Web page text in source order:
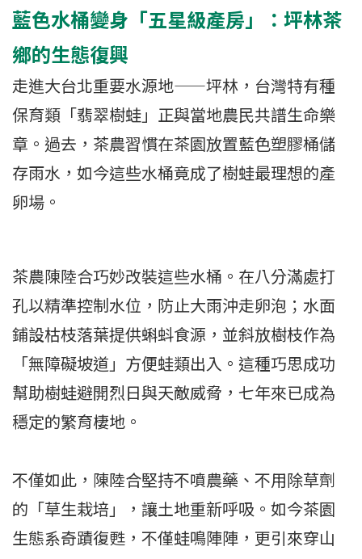
藍色水桶變身「五星級產房」：坪林茶
鄉的生態復興
走進大台北重要水源地——坪林，台灣特有種
保育類「翡翠樹蛙」正與當地農民共譜生命樂
章。過去，茶農習慣在茶園放置藍色塑膠桶儲
存雨水，如今這些水桶竟成了樹蛙最理想的產
卵場。
茶農陳陸合巧妙改裝這些水桶。在八分滿處打
孔以精準控制水位，防止大雨沖走卵泡；水面
鋪設枯枝落葉提供蝌蚪食源，並斜放樹枝作為
「無障礙坡道」方便蛙類出入。這種巧思成功
幫助樹蛙避開烈日與天敵威脅，七年來已成為
穩定的繁育棲地。
不僅如此，陳陸合堅持不噴農藥、不用除草劑
的「草生栽培」，讓土地重新呼吸。如今茶園
生態系奇蹟復甦，不僅蛙鳴陣陣，更引來穿山